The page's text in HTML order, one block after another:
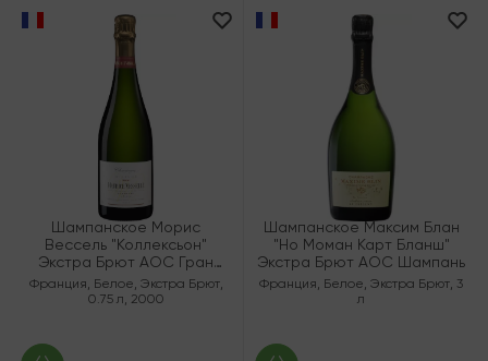
Шампанское Морис
Вессель "Коллексьон"
Экстра Брют AOC Гран
Крю "Бузи"
Франция, Белое, Экстра Брют,
0.75 л, 2000
Шампанское Максим Блан
"Но Моман Карт Бланш"
Экстра Брют AOC Шампань
Франция, Белое, Экстра Брют, 3
л